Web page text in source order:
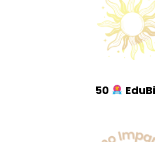
50